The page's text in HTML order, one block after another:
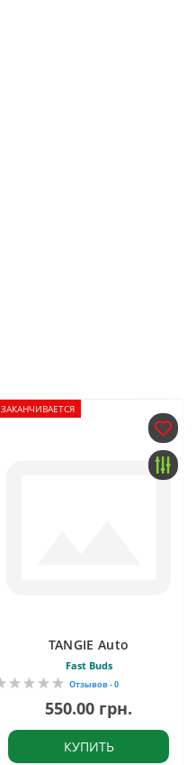
ЗАКАНЧИВАЕТСЯ
TANGIE Auto
Fast Buds
Отзывов - 0
550.00 грн.
КУПИТЬ